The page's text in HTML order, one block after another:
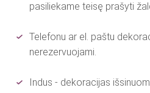
pasiliekame teisę prašyti
Telefonu ar el. paštu
nerezervuojami.
Indus - dekoracijas